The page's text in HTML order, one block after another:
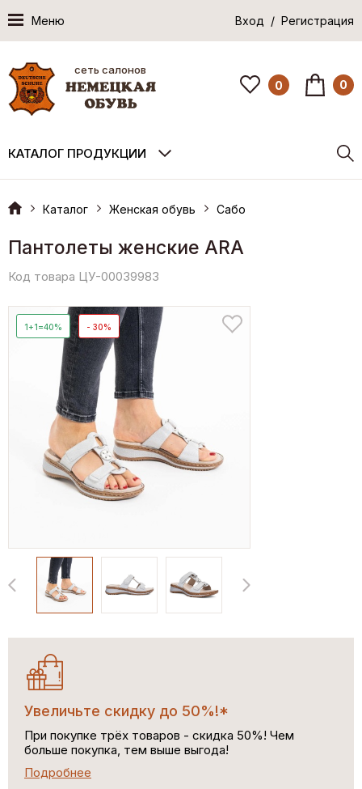
Меню Вход / Регистрация
сеть салонов
0 0
КАТАЛОГ ПРОДУКЦИИ
Каталог Женская обувь Сабо
Пантолеты женские ARA
Код товара ЦУ-00039983
1+1=40% - 30%
Увеличьте скидку до 50%!*
При покупке трёх товаров - скидка 50%! Чем
больше покупка, тем выше выгода!
Подробнее